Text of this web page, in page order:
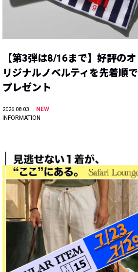
【第3弾は8/16まで】好評のオ
リジナルノベルティを先着順で
プレゼント
2026.08.03
NEW
INFORMATION